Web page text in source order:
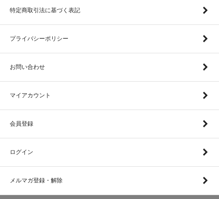
特定商取引法に基づく表記
プライバシーポリシー
お問い合わせ
マイアカウント
会員登録
ログイン
メルマガ登録・解除